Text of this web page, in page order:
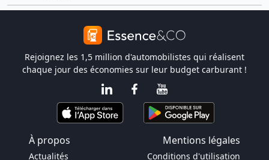
Rejoignez les 1,5 million d'automobilistes qui réalisent
chaque jour des économies sur leur budget carburant !
À propos Mentions légales
Actualités Conditions d'utilisation